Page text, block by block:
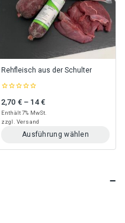
Rehfleisch aus der Schulter
out
of
2,70 € – 14 €Preisspanne: 2,70 € bis 14 €
Enthält 7% MwSt.
zzgl. Versand
Ausführung wählen
Dieses